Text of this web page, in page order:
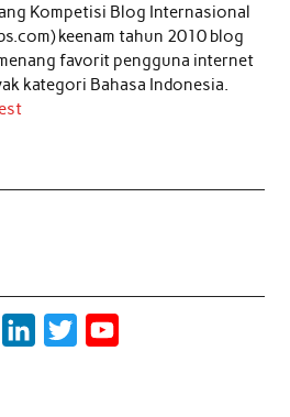
Kompetisi Blog Internasional
keenam tahun 2010 blog
favorit pengguna internet
kategori Bahasa Indonesia.